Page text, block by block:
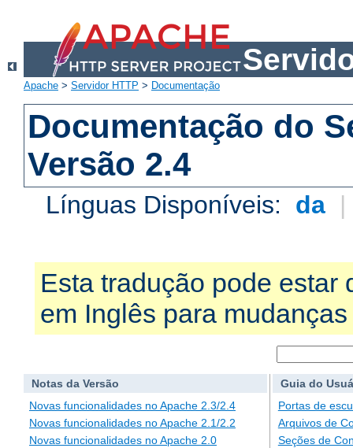
Apache > Servidor HTTP > Documentação
Documentação do
Versão 2.4
Línguas Disponíveis: da |
Esta tradução pode estar
em Inglês para
Notas da Versão
Novas funcionalidades no Apache 2.3/2.4
Novas funcionalidades no Apache 2.1/2.2
Novas funcionalidades no Apache 2.0
Guia do
Portas de
Arquivos de
Seções de